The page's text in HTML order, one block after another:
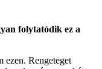
folytatódik ez a
ezen. Rengeteget